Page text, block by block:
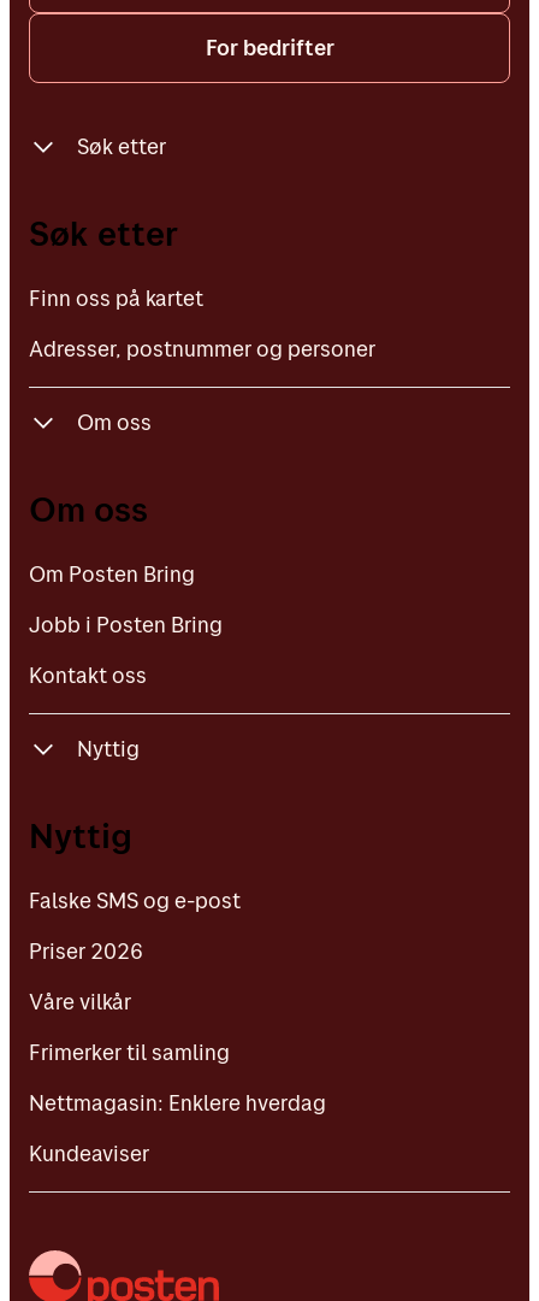
For bedrifter
Søk etter
Finn oss på kartet
Søk etter
Finn oss på kartet
Adresser, postnummer og personer
Om oss
Om oss
Om Posten Bring
Jobb i Posten Bring
Kontakt oss
Nyttig
Falske SMS og e-post
Nyttig
Falske SMS og e-post
Priser 2026
Våre vilkår
Frimerker til samling
Nettmagasin: Enklere hverdag
Kundeaviser